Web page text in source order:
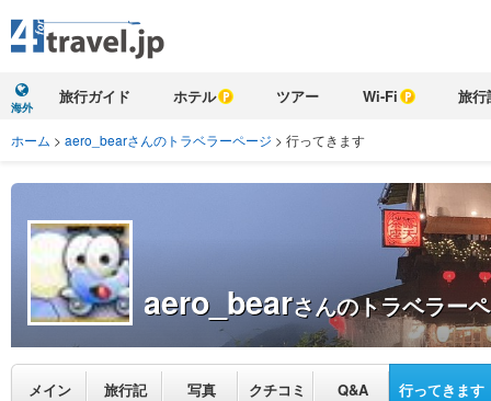
海外
旅行ガイド ホテル ツアー Wi-Fi 旅行
ホーム > aero_bearさんのトラベラーページ > 行ってきます
aero_bearさんのトラベラー
メイン 旅行記 写真 クチコミ Q&A 行ってきます